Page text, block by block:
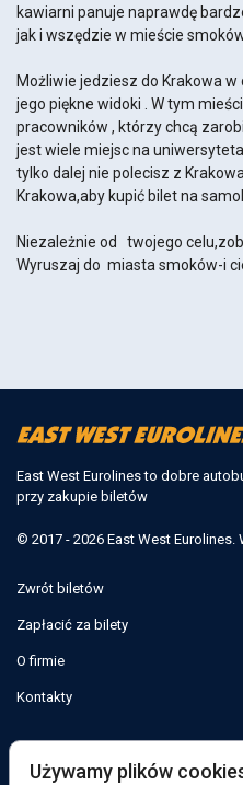
kawiarni panuje naprawdę
jak i wszędzie w mieście
Możliwie jedziesz do Krakowa
jego piękne widoki . W tym
pracowników , którzy chcą
jest wiele miejsc na
tylko dalej nie polecisz z
Krakowa,aby kupić bilet na
Niezależnie od twojego
Wyruszaj do miasta smoków-i
East West Eurolines to dobre
przy zakupie biletów
© 2017 - 2026 East West
Zwrót biletów
Zapłacić za bilety
O firmie
Kontakty
Używamy plików